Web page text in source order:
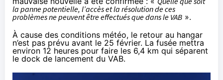
la panne potentielle, l’accès et la résolution de ces
problèmes ne peuvent être effectués que dans le VAB ».
À cause des conditions météo, le retour au hangar
n’est pas prévu avant le 25 février. La fusée mettra
environ 12 heures pour faire les 6,4 km qui séparent
le dock de lancement du VAB.